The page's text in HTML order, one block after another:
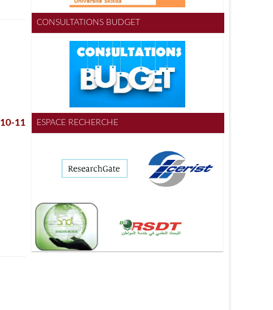
CONSULTATIONS BUDGET
ESPACE RECHERCHE